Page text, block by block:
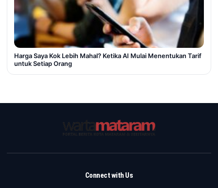
Harga Saya Kok Lebih Mahal? Ketika AI Mulai Menentukan Tarif
untuk Setiap Orang
Connect with Us